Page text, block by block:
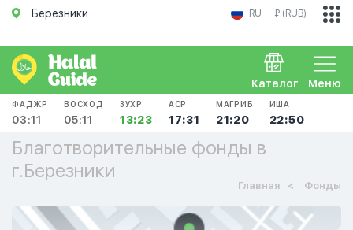
Березники RU ₽ (RUB)
Меню
Каталог
ФАДЖР
03:11
ВОСХОД
05:11
ЗУХР
13:23
АСР
17:31
МАГРИБ
21:20
ИША
22:50
Благотворительные фонды в
г.Березники
Главная Фонды